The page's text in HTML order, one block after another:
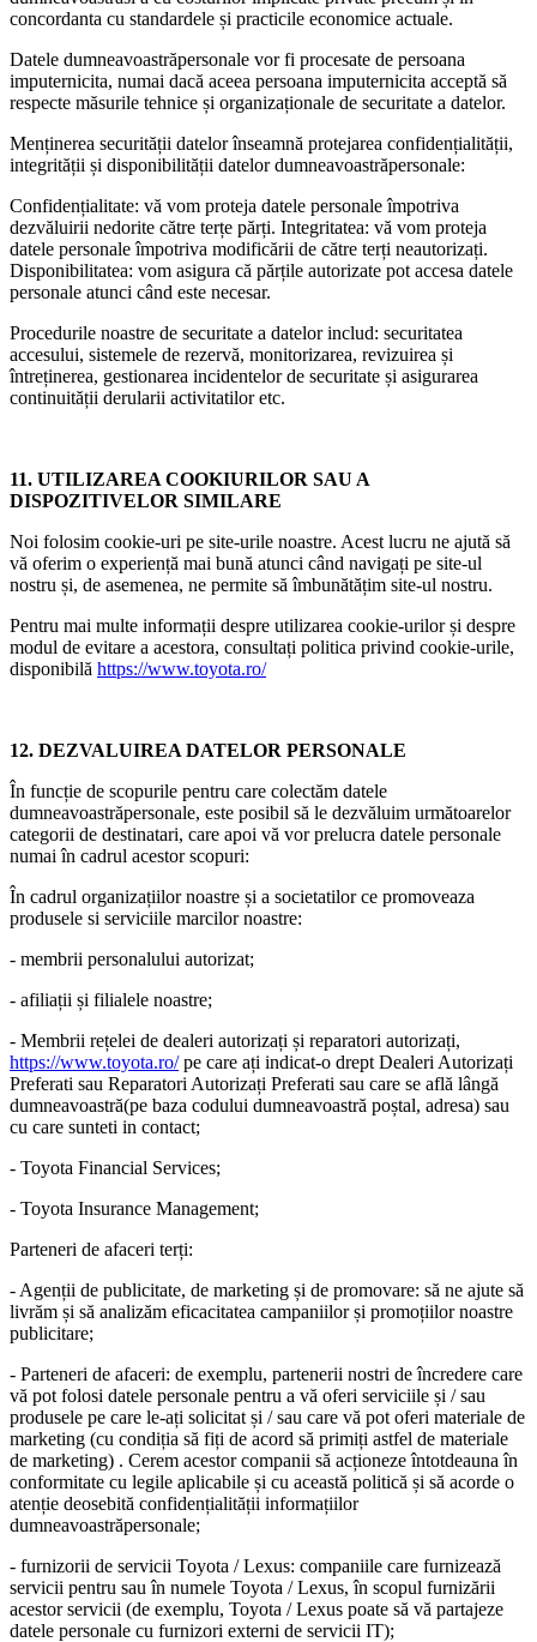
concordanta cu standardele și practicile economice actuale.
Datele dumneavoastrăpersonale vor fi procesate de persoana
imputernicita, numai dacă aceea persoana imputernicita acceptă să
respecte măsurile tehnice și organizaționale de securitate a datelor.
Menținerea securității datelor înseamnă protejarea confidențialității,
integrității și disponibilității datelor dumneavoastrăpersonale:
Confidențialitate: vă vom proteja datele personale împotriva
dezvăluirii nedorite către terțe părți. Integritatea: vă vom proteja
datele personale împotriva modificării de către terți neautorizați.
Disponibilitatea: vom asigura că părțile autorizate pot accesa datele
personale atunci când este necesar.
Procedurile noastre de securitate a datelor includ: securitatea
accesului, sistemele de rezervă, monitorizarea, revizuirea și
întreținerea, gestionarea incidentelor de securitate și asigurarea
continuității derularii activitatilor etc.
11. UTILIZAREA COOKIURILOR SAU A
DISPOZITIVELOR SIMILARE
Noi folosim cookie-uri pe site-urile noastre. Acest lucru ne ajută să
vă oferim o experiență mai bună atunci când navigați pe site-ul
nostru și, de asemenea, ne permite să îmbunătățim site-ul nostru.
Pentru mai multe informații despre utilizarea cookie-urilor și despre
modul de evitare a acestora, consultați politica privind cookie-urile,
disponibilă https://www.toyota.ro/
12. DEZVALUIREA DATELOR PERSONALE
În funcție de scopurile pentru care colectăm datele
dumneavoastrăpersonale, este posibil să le dezvăluim următoarelor
categorii de destinatari, care apoi vă vor prelucra datele personale
numai în cadrul acestor scopuri:
În cadrul organizațiilor noastre și a societatilor ce promoveaza
produsele si serviciile marcilor noastre:
- membrii personalului autorizat;
- afiliații și filialele noastre;
- Membrii rețelei de dealeri autorizați și reparatori autorizați,
https://www.toyota.ro/pe care ați indicat-o drept Dealeri Autorizați
Preferati sau Reparatori Autorizați Preferati sau care se află lângă
dumneavoastră(pe baza codului dumneavoastră poștal, adresa) sau
cu care sunteti in contact;
- Toyota Financial Services;
- Toyota Insurance Management;
Parteneri de afaceri terți:
- Agenții de publicitate, de marketing și de promovare: să ne ajute să
livrăm și să analizăm eficacitatea campaniilor și promoțiilor noastre
publicitare;
- Parteneri de afaceri: de exemplu, partenerii nostri de încredere care
vă pot folosi datele personale pentru a vă oferi serviciile și / sau
produsele pe care le-ați solicitat și / sau care vă pot oferi materiale de
marketing (cu condiția să fiți de acord să primiți astfel de materiale
de marketing) . Cerem acestor companii să acționeze întotdeauna în
conformitate cu legile aplicabile și cu această politică și să acorde o
atenție deosebită confidențialității informațiilor
dumneavoastrăpersonale;
- furnizorii de servicii Toyota / Lexus: companiile care furnizează
servicii pentru sau în numele Toyota / Lexus, în scopul furnizării
acestor servicii (de exemplu, Toyota / Lexus poate să vă partajeze
datele personale cu furnizori externi de servicii IT);